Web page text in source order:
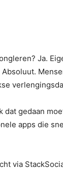
Ja.
gedaan
apps die
via